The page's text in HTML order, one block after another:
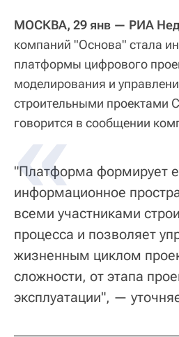
МОСКВА, 29 янв — РИА
компаний "Основа" стала
платформы цифрового
моделирования и
строительными проектами
говорится в сообщении
"Платформа формирует
информационное
всеми участниками
процесса и позволяет
жизненным циклом
сложности, от этапа
эксплуатации", —